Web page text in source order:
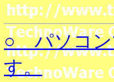
○ パソコン
す。